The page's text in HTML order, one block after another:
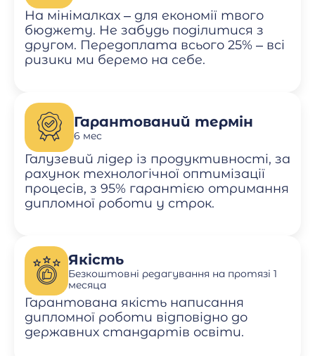
На мінімалках – для економії твого
бюджету. Не забудь поділитися з
другом. Передоплата всього 25% – всі
ризики ми беремо на себе.
Гарантований термін
6 мес
Галузевий лідер із продуктивності, за
рахунок технологічної оптимізації
процесів, з 95% гарантією отримання
дипломної роботи у строк.
Якість
Безкоштовні редагування на протязі 1
месяца
Гарантована якість написання
дипломної роботи відповідно до
державних стандартів освіти.